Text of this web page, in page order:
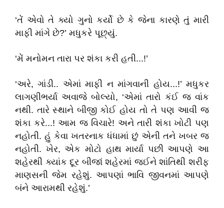
‘તેં એવો તે ક્યો ગુનો કર્યો છે કે જેના કારણે તું મારી
માફી માંગે છે?’ મધુકરે પૂછ્યું.
‘મેં મનોમન તારા પર શંકા કરી હતી...!’
‘અરે, ગાંડી.. એમાં માફી ન માંગવાની હોય...!’ મધુકર
લાગણીભર્યા અવાજે બોલ્યો, ‘એમાં તારો કંઈ જ વાંક
નથી. તારે સ્થાને બીજી કોઈ હોય તો તે પણ આવી જ
શંકા કરે...! આમ જ વિચારે! અને તારી શંકા ખોટી પણ
નહોતી. હું કેવા ખતરનાક ધંધામાં છું એની તને ખબર જ
નહોતી. ખેર, એક મોટો હાથ માર્યા પછી આપણે આ
શહેરથી ક્યાંક દૂર બીજાં શહેરમાં જઈને શાંતિથી શરીફ
માણસની જેમ રહેશું. આપણાં ભાવિ જીવનમાં આપણે
બંને આરામથી રહેશું.’